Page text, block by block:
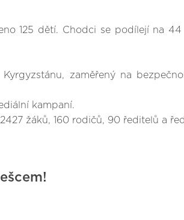
125 dětí. Chodci se podílejí na
zaměřený na
kampaní.
žáků, 160 rodičů, 90 ředitelů a